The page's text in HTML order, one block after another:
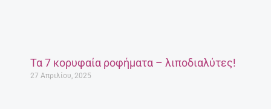
Τα 7 κορυφαία ροφήματα – λιποδιαλύτες!
27 Απριλίου, 2025